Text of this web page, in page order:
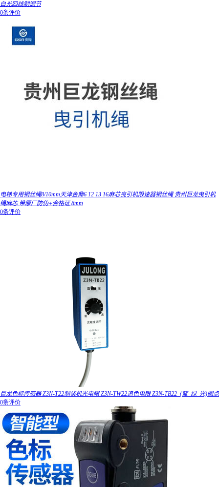
白光四线制调节
0条评价
电梯专用钢丝绳8/10mm天津金鼎6 12 13 16麻芯曳引机限速器钢丝绳 贵州巨龙曳引机
绳麻芯 带原厂防伪+合格证 8mm
0条评价
巨龙色标传感器 Z3N-T22制袋机光电眼 Z3N-TW22追色电眼 Z3N-TB22_(蓝_绿_光)圆点
0条评价